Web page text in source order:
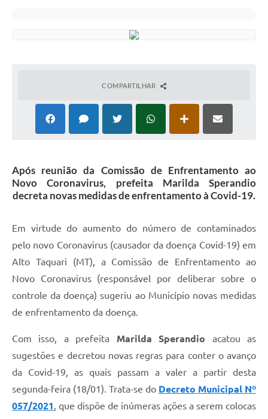
COMPARTILHAR
Após reunião da Comissão de Enfrentamento ao
Novo Coronavirus, prefeita Marilda Sperandio
decreta novas medidas de enfrentamento à Covid-19.
Em virtude do aumento do número de contaminados
pelo novo Coronavirus (causador da doença Covid-19) em
Alto Taquari (MT), a Comissão de Enfrentamento ao
Novo Coronavirus (responsável por deliberar sobre o
controle da doença) sugeriu ao Município novas medidas
de enfrentamento da doença.
Com isso, a prefeita Marilda Sperandio acatou as
sugestões e decretou novas regras para conter o avanço
da Covid-19, as quais passam a valer a partir desta
segunda-feira (18/01). Trata-se do Decreto Municipal Nº
057/2021, que dispõe de inúmeras ações a serem colocas